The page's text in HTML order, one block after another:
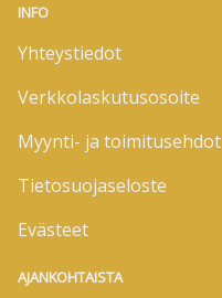
INFO
Yhteystiedot
Verkkolaskutusosoite
Myynti- ja toimitusehdot
Tietosuojaseloste
Evästeet
AJANKOHTAISTA